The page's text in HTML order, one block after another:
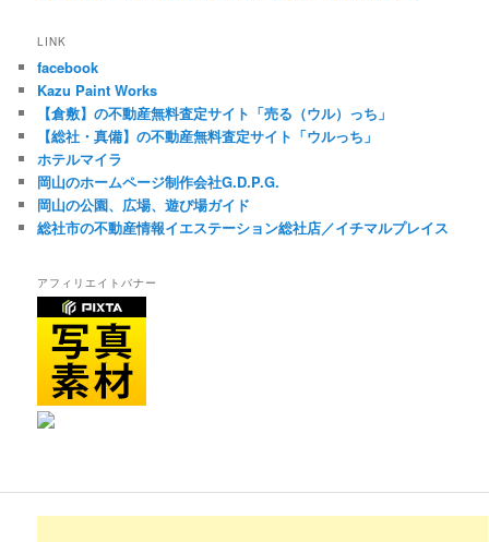
LINK
facebook
Kazu Paint Works
【倉敷】の不動産無料査定サイト「売る（ウル）っち」
【総社・真備】の不動産無料査定サイト「ウルっち」
ホテルマイラ
岡山のホームページ制作会社G.D.P.G.
岡山の公園、広場、遊び場ガイド
総社市の不動産情報イエステーション総社店／イチマルプレイス
アフィリエイトバナー